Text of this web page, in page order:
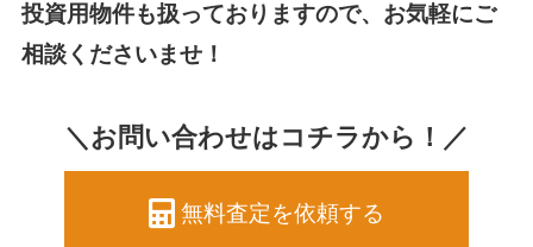
投資用物件も扱っておりますので、お気軽にご
相談くださいませ！
＼お問い合わせはコチラから！／
無料査定を依頼する